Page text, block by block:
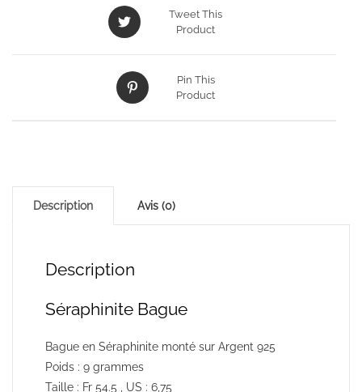
Tweet This
Product
Pin This
Product
Description Avis (0)
Description
Séraphinite Bague
Bague en Séraphinite monté sur Argent 925
Poids : 9 grammes
Taille : Fr 54.5 , US : 6,75